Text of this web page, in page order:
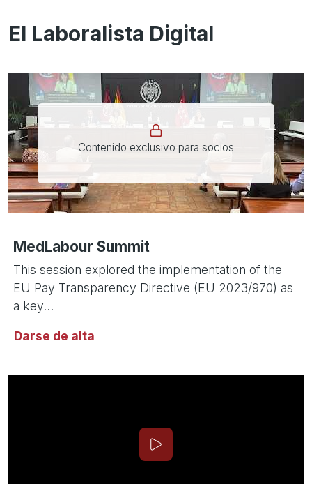
El Laboralista Digital
Contenido exclusivo para socios
MedLabour Summit
This session explored the implementation of the
EU Pay Transparency Directive (EU 2023/970) as
a key...
Darse de alta